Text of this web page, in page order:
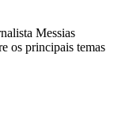
Messias
os principais temas